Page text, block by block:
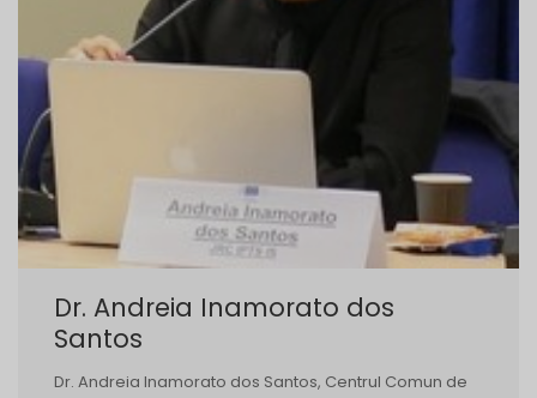
Dr. Andreia Inamorato dos
Santos
Dr. Andreia Inamorato dos Santos, Centrul Comun de